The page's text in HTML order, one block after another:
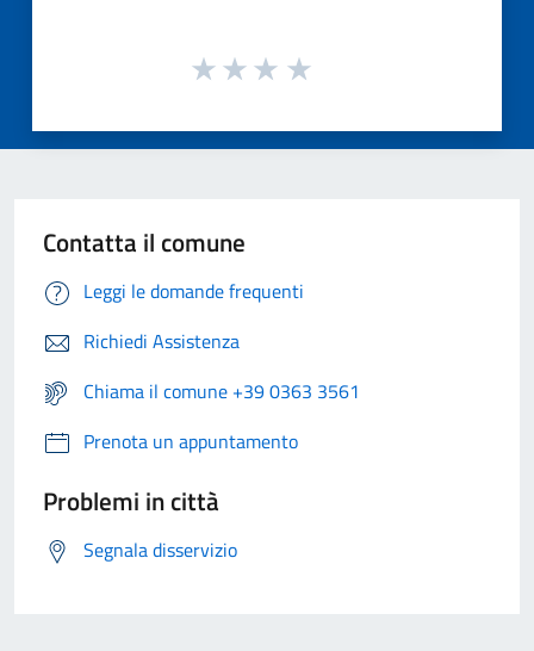
Contatta il comune
Leggi le domande frequenti
Richiedi Assistenza
Chiama il comune +39 0363 3561
Prenota un appuntamento
Problemi in città
Segnala disservizio